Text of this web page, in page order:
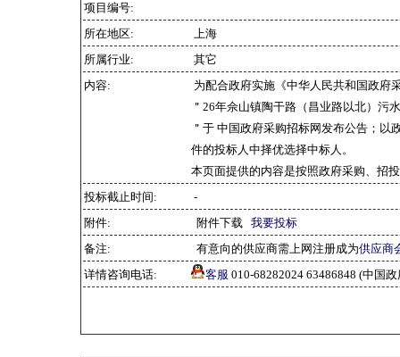
项目编号:
所在地区:
上海
所属行业:
其它
内容:
为配合政府实施《中华人民共和国政府
＂26年佘山镇陶干路（昌业路以北）污
＂于 中国政府采购招标网发布公告；
件的投标人中择优选择中标人。
本页面提供的内容是按照政府采购、招
投标截止时间:
-
附件:
附件下载 我要投标
备注:
有意向的供应商需上网注册成为供应商
详情咨询电话:
客服 010-68282024 63486848 (中国